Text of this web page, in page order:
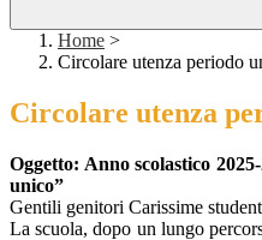
Home >
Circolare utenza periodo
Circolare utenza
Oggetto: Anno scolastico
unico”
Gentili genitori Carissime
La scuola, dopo un lungo